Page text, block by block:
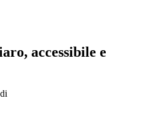
accessibile e